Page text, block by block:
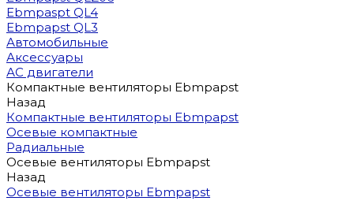
Ebmpaspt QL4
Ebmpapst QL3
Автомобильные
Аксессуары
АС двигатели
Компактные вентиляторы Ebmpapst
Назад
Компактные вентиляторы Ebmpapst
Осевые компактные
Радиальные
Осевые вентиляторы Ebmpapst
Назад
Осевые вентиляторы Ebmpapst